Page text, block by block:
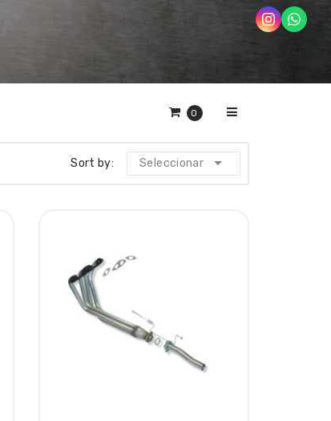
0
Sort by: Seleccionar 